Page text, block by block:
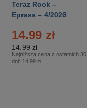
Teraz Rock –
Eprasa – 4/2026
14.99 zł
14.99 zł
Najniższa cena z ostatnich 30
dni: 14.99 zł